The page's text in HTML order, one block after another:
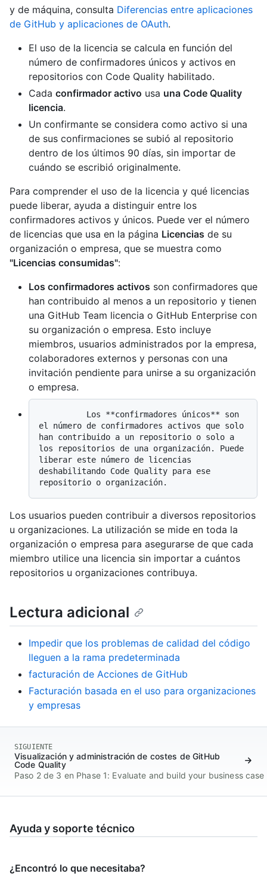
y de máquina, consulta Diferencias entre aplicaciones
de GitHub y aplicaciones de OAuth.
El uso de la licencia se calcula en función del
número de confirmadores únicos y activos en
repositorios con Code Quality habilitado.
Cada confirmador activo usa una Code Quality
licencia.
Un confirmante se considera como activo si una
de sus confirmaciones se subió al repositorio
dentro de los últimos 90 días, sin importar de
cuándo se escribió originalmente.
Para comprender el uso de la licencia y qué licencias
puede liberar, ayuda a distinguir entre los
confirmadores activos y únicos. Puede ver el número
de licencias que usa en la página Licencias de su
organización o empresa, que se muestra como
"Licencias consumidas":
Los confirmadores activos son confirmadores que
han contribuido al menos a un repositorio y tienen
una GitHub Team licencia o GitHub Enterprise con
su organización o empresa. Esto incluye
miembros, usuarios administrados por la empresa,
colaboradores externos y personas con una
invitación pendiente para unirse a su organización
o empresa.
el número de confirmadores activos que solo
han contribuido a un repositorio o solo a
los repositorios de una organización. Puede
liberar este número de licencias
deshabilitando Code Quality para ese
Los usuarios pueden contribuir a diversos repositorios
u organizaciones. La utilización se mide en toda la
organización o empresa para asegurarse de que cada
miembro utilice una licencia sin importar a cuántos
repositorios u organizaciones contribuya.
Lectura adicional
Impedir que los problemas de calidad del código
lleguen a la rama predeterminada
facturación de Acciones de GitHub
Facturación basada en el uso para organizaciones
y empresas
SIGUIENTE
Visualización y administración de costes de GitHub
Code Quality
Paso 2 de 3 en Phase 1: Evaluate and build your business case
Ayuda y soporte técnico
¿Encontró lo que necesitaba?